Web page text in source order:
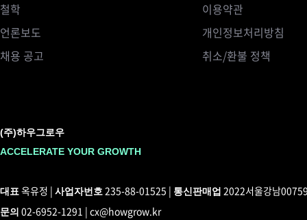
(주)하우그로우
ACCELERATE YOUR GROWTH
대표 옥유정 | 사업자번호 235-88-01525 | 통신판매업 2022서울강남
문의 02-6952-1291 | cx@howgrow.kr
철학
언론보도
채용 공고
이용약관
개인정보처리방침
취소/환불 정책